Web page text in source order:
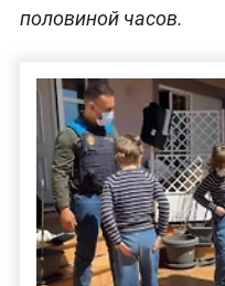
половиной часов.